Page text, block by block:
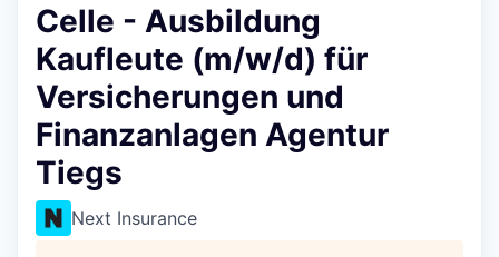
Celle - Ausbildung
Kaufleute (m/w/d) für
Versicherungen und
Finanzanlagen Agentur
Tiegs
Next Insurance